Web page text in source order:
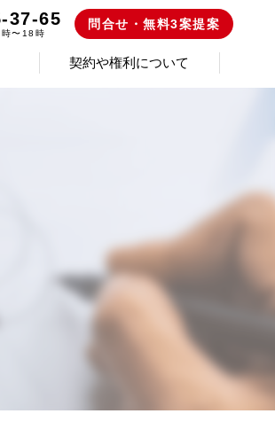
37-65
〜18時
問合せ・無料3案提案
契約や権利について